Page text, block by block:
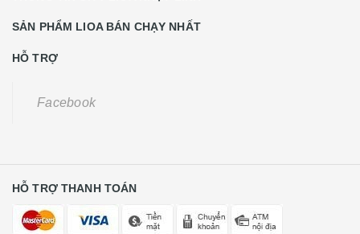
SẢN PHẨM LIOA BÁN CHẠY NHẤT
HỖ TRỢ
Facebook
HỖ TRỢ THANH TOÁN